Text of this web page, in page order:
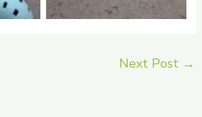
Next Post →